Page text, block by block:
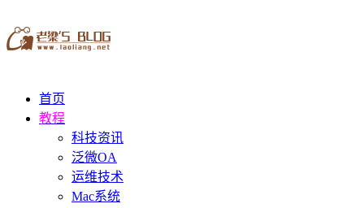
首页
教程
科技资讯
泛微OA
运维技术
Mac系统